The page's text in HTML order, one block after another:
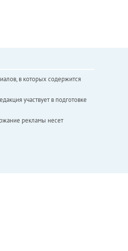
в которых содержится
участвует в подготовке
рекламы несет